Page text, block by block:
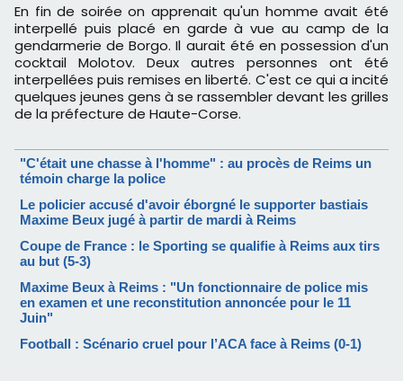
En fin de soirée on apprenait qu'un homme avait été
interpellé puis placé en garde à vue au camp de la
gendarmerie de Borgo. Il aurait été en possession d'un
cocktail Molotov. Deux autres personnes ont été
interpellées puis remises en liberté. C'est ce qui a incité
quelques jeunes gens à se rassembler devant les grilles
de la préfecture de Haute-Corse.
"C'était une chasse à l'homme" : au procès de Reims un
témoin charge la police
Le policier accusé d'avoir éborgné le supporter bastiais
Maxime Beux jugé à partir de mardi à Reims
Coupe de France : le Sporting se qualifie à Reims aux tirs
au but (5-3)
Maxime Beux à Reims : "Un fonctionnaire de police mis
en examen et une reconstitution annoncée pour le 11
Juin"
Football : Scénario cruel pour l’ACA face à Reims (0-1)